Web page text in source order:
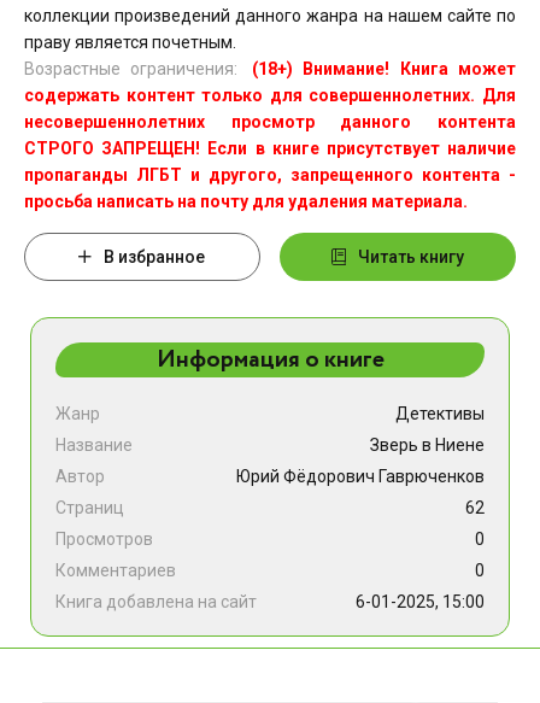
коллекции произведений данного жанра на нашем сайте по
праву является почетным.
Возрастные ограничения:
(18+) Внимание! Книга может
содержать контент только для совершеннолетних. Для
несовершеннолетних просмотр данного контента
СТРОГО ЗАПРЕЩЕН! Если в книге присутствует наличие
пропаганды ЛГБТ и другого, запрещенного контента -
просьба написать на почту для удаления материала.
В избранное Читать книгу
Информация о книге
Жанр
Детективы
Название
Зверь в Ниене
Автор
Юрий Фёдорович Гаврюченков
Страниц
62
Просмотров
0
Комментариев
0
Книга добавлена на сайт
6-01-2025, 15:00